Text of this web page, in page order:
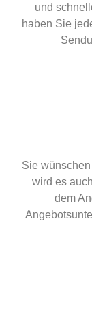
und
haben Sie
Sie
wird es
dem